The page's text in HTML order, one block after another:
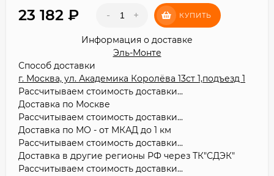
23 182 - + КУПИТЬ
Информация о доставке
Эль-Монте
Способ доставки
г. Москва, ул. Академика Королёва 13ст 1,подъезд 1
Рассчитываем стоимость доставки...
Доставка по Москве
Рассчитываем стоимость доставки...
Доставка по МО - от МКАД до 1 км
Рассчитываем стоимость доставки...
Доставка в другие регионы РФ через ТК"СДЭК"
Рассчитываем стоимость доставки...